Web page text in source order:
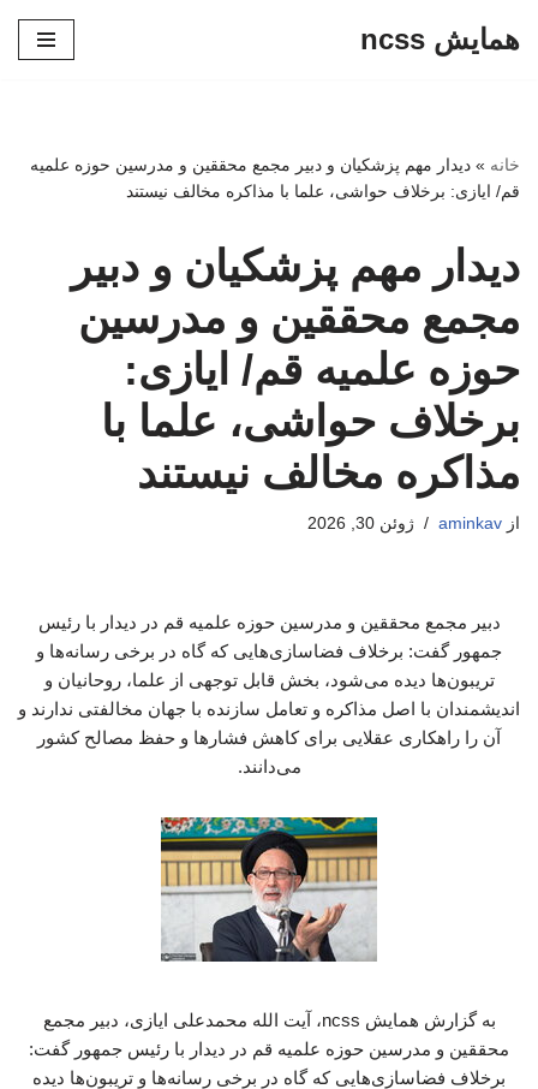
همایش ncss
خانه » دیدار مهم پزشکیان و دبیر مجمع محققین و مدرسین حوزه علمیه
قم/ ایازی: برخلاف حواشی، علما با مذاکره مخالف نیستند
دیدار مهم پزشکیان و دبیر
مجمع محققین و مدرسین
حوزه علمیه قم/ ایازی:
برخلاف حواشی، علما با
مذاکره مخالف نیستند
از aminkav ژوئن 30, 2026
دبیر مجمع محققین و مدرسین حوزه علمیه قم در دیدار با رئیس
جمهور گفت: برخلاف فضاسازی‌هایی که گاه در برخی رسانه‌ها و
تریبون‌ها دیده می‌شود، بخش قابل توجهی از علما، روحانیان و
اندیشمندان با اصل مذاکره و تعامل سازنده با جهان مخالفتی ندارند و
آن را راهکاری عقلایی برای کاهش فشارها و حفظ مصالح کشور
می‌دانند.
به گزارش همایش ncss، آیت الله محمدعلی ایازی، دبیر مجمع
محققین و مدرسین حوزه علمیه قم در دیدار با رئیس جمهور گفت:
برخلاف فضاسازی‌هایی که گاه در برخی رسانه‌ها و تریبون‌ها دیده